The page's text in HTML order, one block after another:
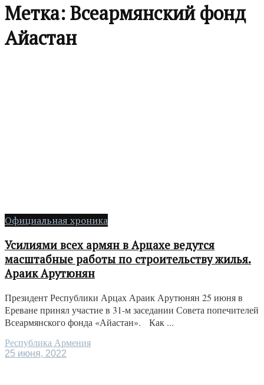
Метка:Всеармянский фонд
Айастан
Официальная хроника
Усилиями всех армян в Арцахе ведутся
масштабные работы по строительству жилья.
Араик Арутюнян
Президент Республики Арцах Араик Арутюнян 25 июня в
Ереване принял участие в 31-м заседании Совета попечителей
Всеармянского фонда «Айастан». Как ...
Республика Армения
25 июня, 2022